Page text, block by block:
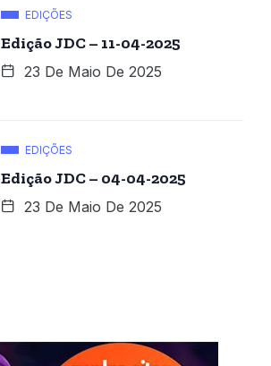
EDIÇÕES
Edição JDC – 11-04-2025
23 De Maio De 2025
EDIÇÕES
Edição JDC – 04-04-2025
23 De Maio De 2025